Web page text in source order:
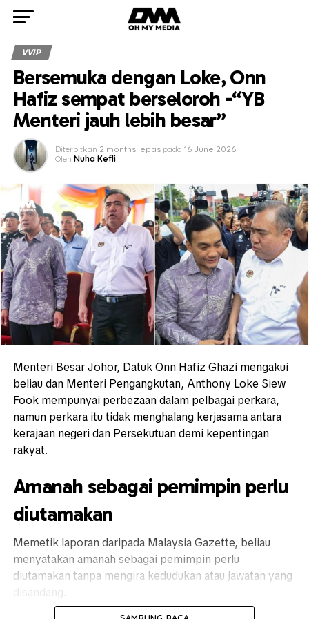
VVIP
Bersemuka dengan Loke, Onn
Hafiz sempat berseloroh -“YB
Menteri jauh lebih besar”
Diterbitkan 2 months lepas pada 16 June 2026
Oleh Nuha Kefli
Menteri Besar Johor, Datuk Onn Hafiz Ghazi mengakui
beliau dan Menteri Pengangkutan, Anthony Loke Siew
Fook mempunyai perbezaan dalam pelbagai perkara,
namun perkara itu tidak menghalang kerjasama antara
kerajaan negeri dan Persekutuan demi kepentingan
rakyat.
Amanah sebagai pemimpin perlu
diutamakan
Memetik laporan daripada Malaysia Gazette, beliau
menyatakan amanah sebagai pemimpin perlu
diutamakan tanpa mengira kedudukan atau jawatan yang